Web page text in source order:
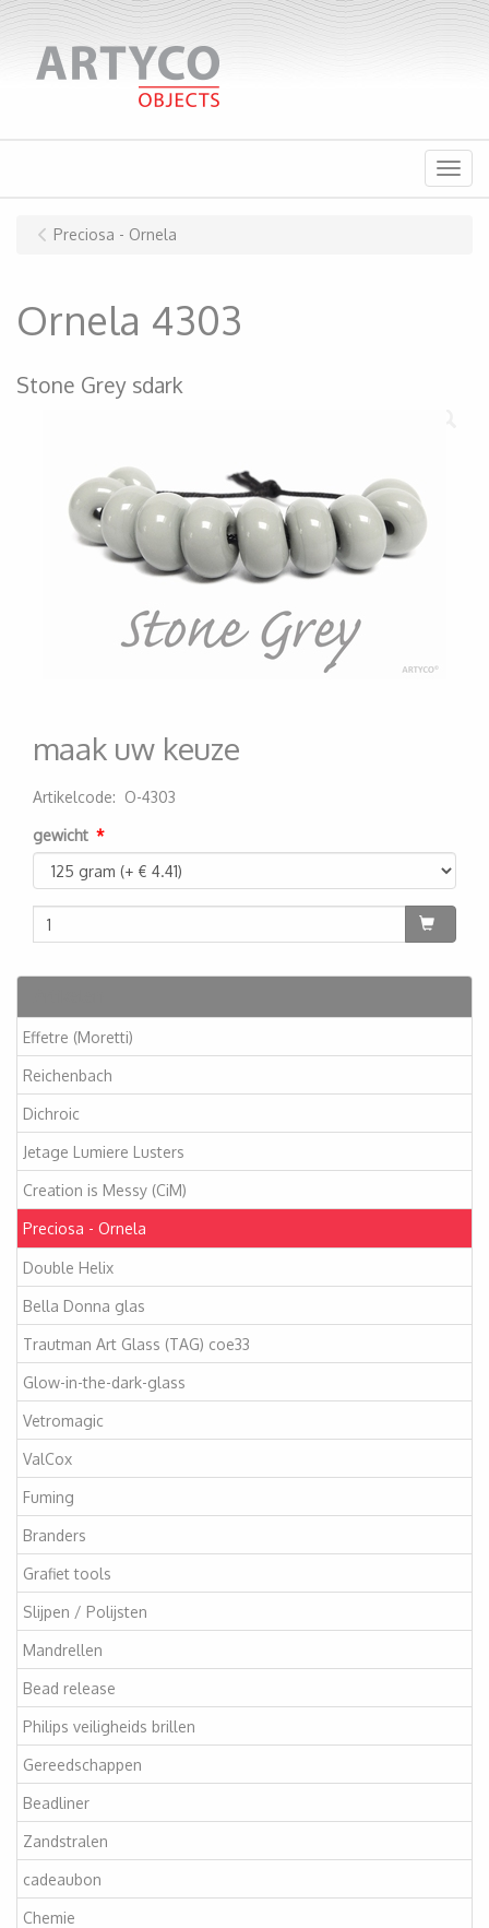
Menu
Effetre (Moretti)
Reichenbach
Dichroic
Jetage Lumiere Lusters
Creation is Messy (CiM)
Preciosa - Ornela
Double Helix
Bella Donna glas
Trautman Art Glass (TAG) coe33
Glow-in-the-dark-glass
Vetromagic
ValCox
Fuming
Branders
Grafiet tools
Slijpen / Polijsten
Mandrellen
Bead release
Philips veiligheids brillen
Gereedschappen
Beadliner
Zandstralen
cadeaubon
Chemie
Preciosa - Ornela
Ornela 4303
Stone Grey sdark
maak uw keuze
Artikelcode: O-4303
gewicht